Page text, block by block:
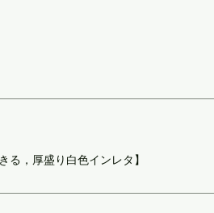
る，厚盛り白色インレタ】